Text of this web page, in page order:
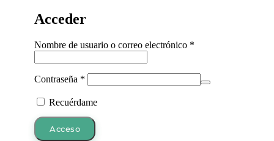
Acceder
Nombre de usuario o correo electrónico *
Contraseña *
Recuérdame
Acceso